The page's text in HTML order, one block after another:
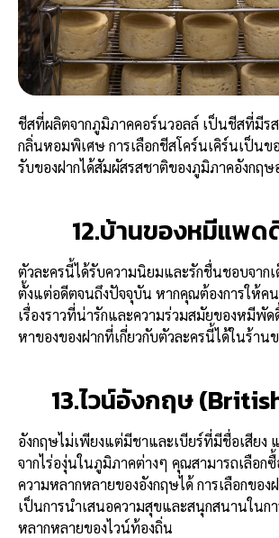
ชีสที่ผลิตจากภูมิภาคคอร์นวอลล์ เป็นชีสที่มีร
กลิ่นหอมพิเศษ การเลือกชีสโคร์นเคิร์นเป็นข
รับของฝากได้สัมผัสรสชาติของภูมิภาคอังกฤษ
12.บ้านของหมีแพ
ตัวละครนี้ได้รับความนิยมและรักชื่นชอบจาก
ตั้งแต่อดีตจนถึงปัจจุบัน หากคุณต้องการให้คน
เรื่องราวที่น่ารักและความร่วมสมัยของหมีพั
หาของของฝากที่เกี่ยวกับตัวละครนี้ได้ในร้าน
13.ไวน์อังกฤษ
อังกฤษไม่เพียงแต่มีชาและเบียร์ที่มีชื่อเสียง
จากไร่องุ่นในภูมิภาคต่างๆ คุณสามารถเลือก
ความหลากหลายของอังกฤษได้ การเลือกของ
เป็นการนำเสนอความสุขและสนุกสนานในก
หลากหลายของไวน์ท้องถิ่น